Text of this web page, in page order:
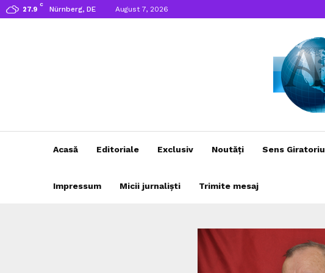
27.9
C
Nürnberg, DE August 7, 2026
Acasă Editoriale Exclusiv Noutăți Sens Giratoriu
Impressum Micii jurnaliști Trimite mesaj